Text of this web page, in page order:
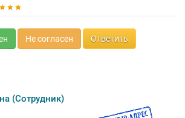
Не согласен Ответить
(Сотрудник)